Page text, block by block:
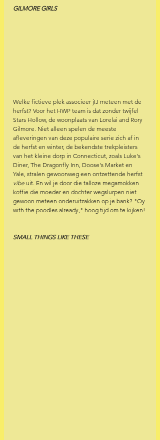
GILMORE GIRLS
Welke fictieve plek associeer jIJ meteen met de
herfst? Voor het HWP team is dat zonder twijfel
Stars Hollow, de woonplaats van Lorelai and Rory
Gilmore. Niet alleen spelen de meeste
afleveringen van deze populaire serie zich af in
de herfst en winter, de bekendste trekpleisters
van het kleine dorp in Connecticut, zoals Luke's
Diner, The Dragonfly Inn, Doose's Market en
Yale, stralen gewoonweg een ontzettende herfst
vibe uit. En wil je door die talloze megamokken
koffie die moeder en dochter wegslurpen niet
gewoon meteen onderuitzakken op je bank? "Oy
with the poodles already," hoog tijd om te kijken!
SMALL THINGS LIKE THESE